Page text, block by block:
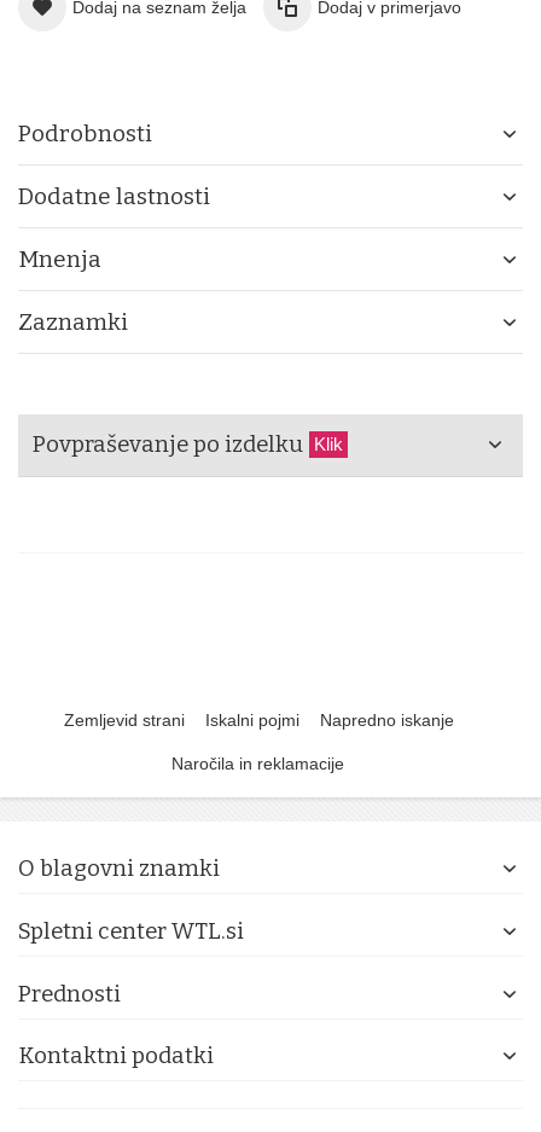
Dodaj na seznam želja Dodaj v primerjavo
Podrobnosti
Dodatne lastnosti
Mnenja
Zaznamki
Povpraševanje po izdelku Klik
Zemljevid strani Iskalni pojmi Napredno iskanje
Naročila in reklamacije
O blagovni znamki
Spletni center WTL.si
Prednosti
Kontaktni podatki